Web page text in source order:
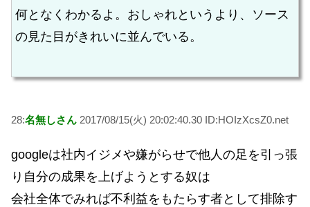
何となくわかるよ。おしゃれというより、ソース
の見た目がきれいに並んでいる。
28:名無しさん 2017/08/15(火) 20:02:40.30 ID:HOIzXcsZ0.net
googleは社内イジメや嫌がらせで他人の足を引っ張
り自分の成果を上げようとする奴は
会社全体でみれば不利益をもたらす者として排除す